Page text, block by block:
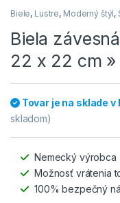
Biele, Lustre, Moderný štýl,
Biela
22 x 22 cm »
Tovar je na sklade v
skladom)
Nemecký výrobca
Možnosť vrátenia
100% bezpečný